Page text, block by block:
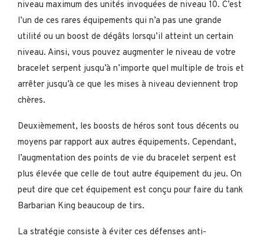
niveau maximum des unités invoquées de niveau 10. C’est
l’un de ces rares équipements qui n’a pas une grande
utilité ou un boost de dégâts lorsqu’il atteint un certain
niveau. Ainsi, vous pouvez augmenter le niveau de votre
bracelet serpent jusqu’à n’importe quel multiple de trois et
arrêter jusqu’à ce que les mises à niveau deviennent trop
chères.
Deuxièmement, les boosts de héros sont tous décents ou
moyens par rapport aux autres équipements. Cependant,
l’augmentation des points de vie du bracelet serpent est
plus élevée que celle de tout autre équipement du jeu. On
peut dire que cet équipement est conçu pour faire du tank
Barbarian King beaucoup de tirs.
La stratégie consiste à éviter ces défenses anti-